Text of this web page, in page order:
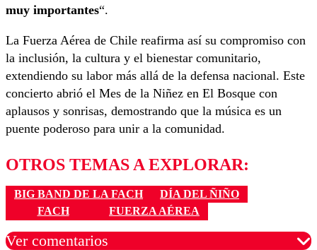
muy importantes“.
La Fuerza Aérea de Chile reafirma así su compromiso con
la inclusión, la cultura y el bienestar comunitario,
extendiendo su labor más allá de la defensa nacional. Este
concierto abrió el Mes de la Niñez en El Bosque con
aplausos y sonrisas, demostrando que la música es un
puente poderoso para unir a la comunidad.
OTROS TEMAS A EXPLORAR:
BIG BAND DE LA FACH
DÍA DEL ÑIÑO
FACH
FUERZA AÉREA
Ver comentarios